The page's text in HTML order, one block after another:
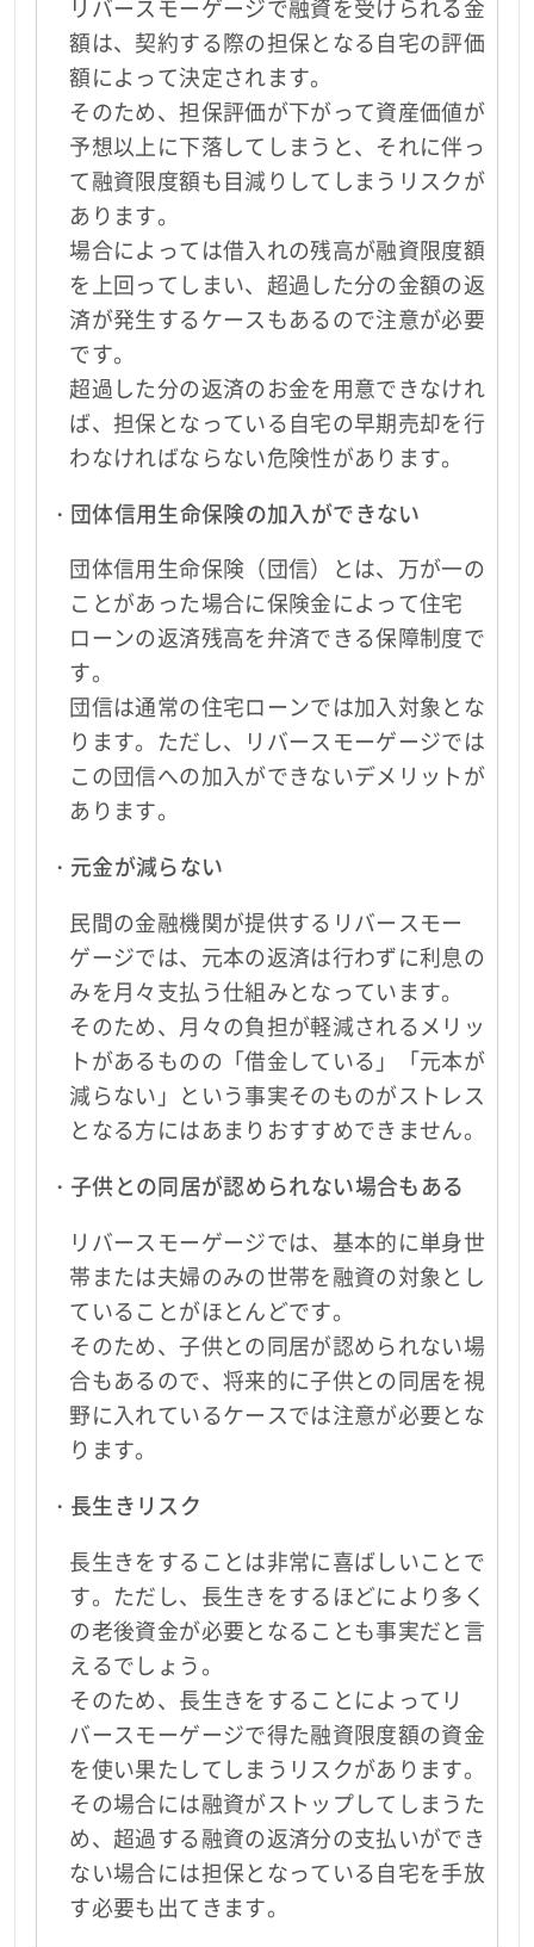
リバースモーゲージで融資を受けられる金
額は、契約する際の担保となる自宅の評価
額によって決定されます。
そのため、担保評価が下がって資産価値が
予想以上に下落してしまうと、それに伴っ
て融資限度額も目減りしてしまうリスクが
あります。
場合によっては借入れの残高が融資限度額
を上回ってしまい、超過した分の金額の返
済が発生するケースもあるので注意が必要
です。
超過した分の返済のお金を用意できなけれ
ば、担保となっている自宅の早期売却を行
わなければならない危険性があります。
・団体信用生命保険の加入ができない
団体信用生命保険（団信）とは、万が一の
ことがあった場合に保険金によって住宅
ローンの返済残高を弁済できる保障制度で
す。
団信は通常の住宅ローンでは加入対象とな
ります。ただし、リバースモーゲージでは
この団信への加入ができないデメリットが
あります。
・元金が減らない
民間の金融機関が提供するリバースモー
ゲージでは、元本の返済は行わずに利息の
みを月々支払う仕組みとなっています。
そのため、月々の負担が軽減されるメリッ
トがあるものの「借金している」「元本が
減らない」という事実そのものがストレス
となる方にはあまりおすすめできません。
・子供との同居が認められない場合もある
リバースモーゲージでは、基本的に単身世
帯または夫婦のみの世帯を融資の対象とし
ていることがほとんどです。
そのため、子供との同居が認められない場
合もあるので、将来的に子供との同居を視
野に入れているケースでは注意が必要とな
ります。
・長生きリスク
長生きをすることは非常に喜ばしいことで
す。ただし、長生きをするほどにより多く
の老後資金が必要となることも事実だと言
えるでしょう。
そのため、長生きをすることによってリ
バースモーゲージで得た融資限度額の資金
を使い果たしてしまうリスクがあります。
その場合には融資がストップしてしまうた
め、超過する融資の返済分の支払いができ
ない場合には担保となっている自宅を手放
す必要も出てきます。